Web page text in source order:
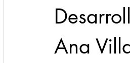
Ana